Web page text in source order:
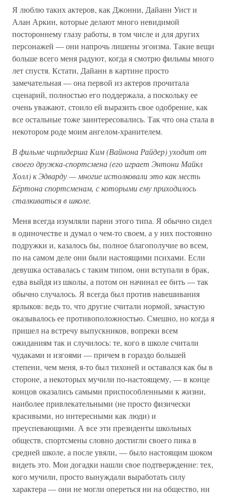
Я люблю таких актеров, как Джонни, Дайанн Уист и
Алан Аркин, которые делают много невидимой
постороннему глазу работы, в том числе и для других
персонажей — они напрочь лишены эгоизма. Такие вещи
больше всего меня радуют, когда я смотрю фильмы много
лет спустя. Кстати, Дайанн в картине просто
замечательная — она первой из актеров прочитала
сценарий, полностью его поддержала, а поскольку ее
очень уважают, стоило ей выразить свое одобрение, как
все остальные тоже заинтересовались. Так что она стала в
некотором роде моим ангелом-хранителем.
В фильме чирлидерша Ким (Вайнона Райдер) уходит от
своего дружка-спортсмена (его играет Энтони Майкл
Холл) к Эдварду — многие истолковали это как месть
Бёртона спортсменам, с которыми ему приходилось
сталкиваться в школе.
Меня всегда изумляли парни этого типа. Я обычно сидел
в одиночестве и думал о чем-то своем, а у них постоянно
подружки и, казалось бы, полное благополучие во всем,
по на самом деле они были настоящими психами. Если
девушка оставалась с таким типом, они вступали в брак,
едва выйдя из школы, а потом он начинал ее бить — так
обычно случалось. Я всегда был против навешивания
ярлыков: ведь то, что другие считали нормой, зачастую
оказывалось ее противоположностью. Смешно, но когда я
пришел на встречу выпускников, вопреки всем
ожиданиям так и случилось: те, кого в школе считали
чудаками и изгоями — причем в гораздо большей
степени, чем меня, я-то был тихоней и оставался как бы в
стороне, а некоторых мучили по-настоящему, — в конце
концов оказались самыми приспособленными к жизни,
наиболее привлекательными (не просто физически
красивыми, но интересными как люди) и
преуспевающими. А все эти президенты школьных
обществ, спортсмены словно достигли своего пика в
средней школе, а после увяли, — было настоящим шоком
видеть это. Мои догадки нашли свое подтверждение: тех,
кого мучили, просто вынуждали выработать силу
характера — они не могли опереться ни на общество, ни